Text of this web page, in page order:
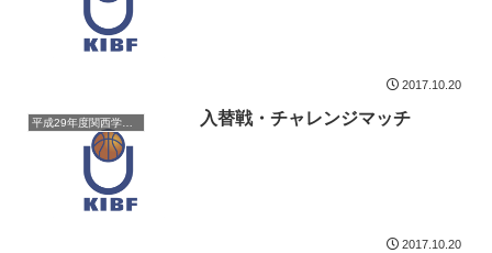
2017.10.20
平成29年度関西学生バスケットボールリーグ戦 入替戦・チャレンジマッチ
2017.10.20